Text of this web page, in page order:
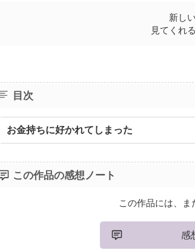
新し
見てくれ
目次
お金持ちに好かれてしまった
この作品の感想ノート
この作品には、ま
感